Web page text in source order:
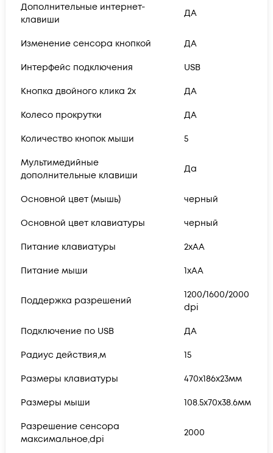
Дополнительные интернет-
клавиши
ДА
Изменение сенсора кнопкой ДА
Интерфейс подключения USB
Кнопка двойного клика 2х ДА
Колесо прокрутки ДА
Количество кнопок мыши 5
Мультимедийные
дополнительные клавиши
Да
Основной цвет (мышь) черный
Основной цвет клавиатуры черный
Питание клавиатуры 2хАА
Питание мыши 1хAA
Поддержка разрешений
1200/1600/2000
dpi
Подключение по USB ДА
Радиус действия,м 15
Размеры клавиатуры 470x186x23мм
Размеры мыши 108.5x70x38.6мм
Разрешение сенсора
максимальное,dpi
2000